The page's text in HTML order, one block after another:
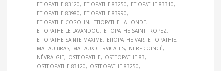
ETIOPATHE 83120
ETIOPATHE 83250
ETIOPATHE 83310
ETIOPATHE 83980
ETIOPATHE 83990
ETIOPATHE COGOLIN
ETIOPATHE LA LONDE
ETIOPATHE LE LAVANDOU
ETIOPATHE SAINT TROPEZ
ETIOPATHE SAINTE MAXIME
ETIOPATHE VAR
ETIOPATHIE
MAL AU BRAS
MAL AUX CERVICALES
NERF COINCÉ
NÉVRALGIE
OSTEOPATHE
OSTEOPATHE 83
OSTEOPATHE 83120
OSTEOPATHE 83250